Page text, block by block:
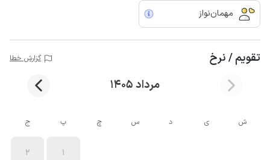
مهمان‌نواز
تقویم / نرخ گزارش خطا
مرداد 1405
ش ی د س چ پ ج
1
2